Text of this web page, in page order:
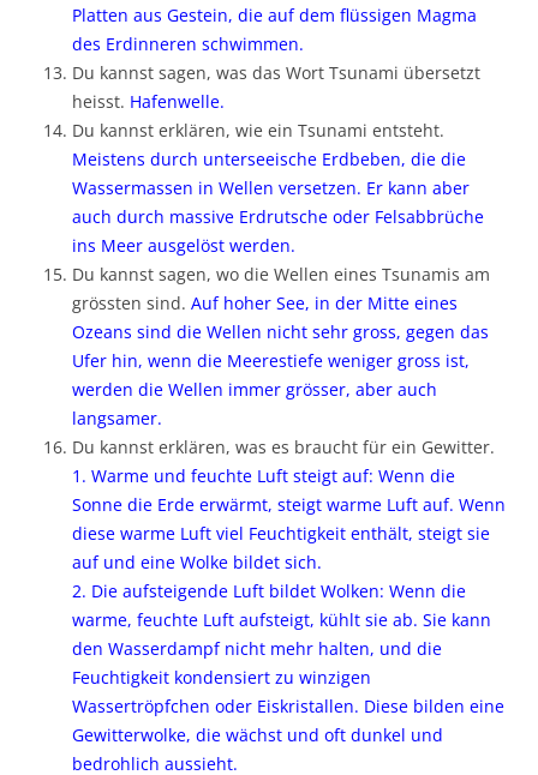
Platten aus Gestein, die auf dem flüssigen Magma
des Erdinneren schwimmen.
Du kannst sagen, was das Wort Tsunami übersetzt
heisst. Hafenwelle.
Du kannst erklären, wie ein Tsunami entsteht.
Meistens durch unterseeische Erdbeben, die die
Wassermassen in Wellen versetzen. Er kann aber
auch durch massive Erdrutsche oder Felsabbrüche
ins Meer ausgelöst werden.
Du kannst sagen, wo die Wellen eines Tsunamis am
grössten sind. Auf hoher See, in der Mitte eines
Ozeans sind die Wellen nicht sehr gross, gegen das
Ufer hin, wenn die Meerestiefe weniger gross ist,
werden die Wellen immer grösser, aber auch
langsamer.
Du kannst erklären, was es braucht für ein Gewitter.
1. Warme und feuchte Luft steigt auf: Wenn die
Sonne die Erde erwärmt, steigt warme Luft auf. Wenn
diese warme Luft viel Feuchtigkeit enthält, steigt sie
auf und eine Wolke bildet sich.
2. Die aufsteigende Luft bildet Wolken: Wenn die
warme, feuchte Luft aufsteigt, kühlt sie ab. Sie kann
den Wasserdampf nicht mehr halten, und die
Feuchtigkeit kondensiert zu winzigen
Wassertröpfchen oder Eiskristallen. Diese bilden eine
Gewitterwolke, die wächst und oft dunkel und
bedrohlich aussieht.